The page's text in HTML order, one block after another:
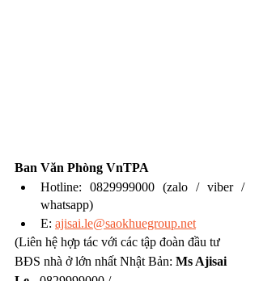
Ban Văn Phòng VnTPA
Hotline: 0829999000 (zalo / viber /
whatsapp)
E: ajisai.le@saokhuegroup.net
(Liên hệ hợp tác với các tập đoàn đầu tư
BĐS nhà ở lớn nhất Nhật Bản: Ms Ajisai